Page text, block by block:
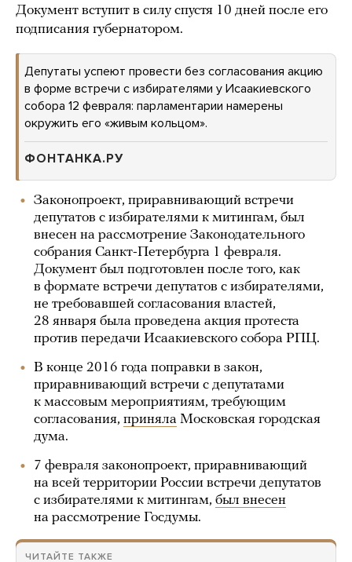
Документ вступит в силу спустя 10 дней после его
подписания губернатором.
Депутаты успеют провести без согласования акцию
в форме встречи с избирателями у Исаакиевского
собора 12 февраля: парламентарии намерены
окружить его «живым кольцом».
ФОНТАНКА.РУ
Законопроект, приравнивающий встречи
депутатов с избирателями к митингам, был
внесен на рассмотрение Законодательного
собрания Санкт-Петербурга 1 февраля.
Документ был подготовлен после того, как
в формате встречи депутатов с избирателями,
не требовавшей согласования властей,
28 января была проведена акция протеста
против передачи Исаакиевского собора РПЦ.
В конце 2016 года поправки в закон,
приравнивающий встречи с депутатами
к массовым мероприятиям, требующим
согласования, приняла Московская городская
дума.
7 февраля законопроект, приравнивающий
на всей территории России встречи депутатов
с избирателями к митингам, был внесен
на рассмотрение Госдумы.
ЧИТАЙТЕ ТАКЖЕ